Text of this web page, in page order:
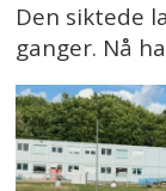
Den siktede
ganger. Nå